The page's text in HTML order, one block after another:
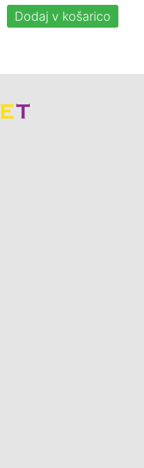
Dodaj v košarico